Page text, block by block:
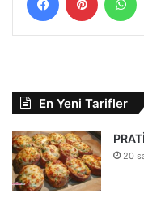
En Yeni Tarifler
20